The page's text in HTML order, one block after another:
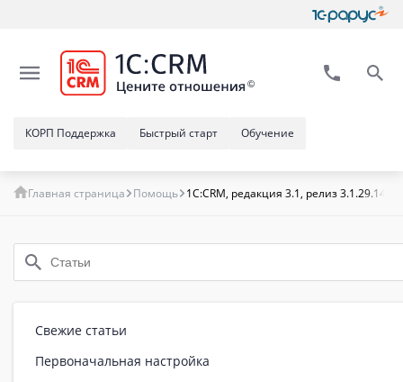
Обучение
Быстрый старт
КОРП Поддержка
Главная страница Помощь 1С:CRM, редакция 3.1, релиз 3.1.29.14
Свежие статьи
Первоначальная настройка